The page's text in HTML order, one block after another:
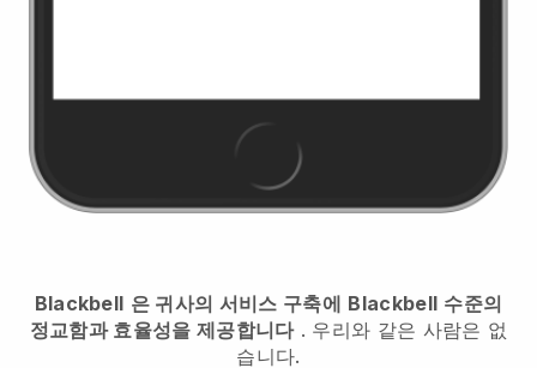
Blackbell 은 귀사의 서비스 구축에 Blackbell 수준의
정교함과 효율성을 제공합니다. 우리와 같은 사람은 없
습니다.